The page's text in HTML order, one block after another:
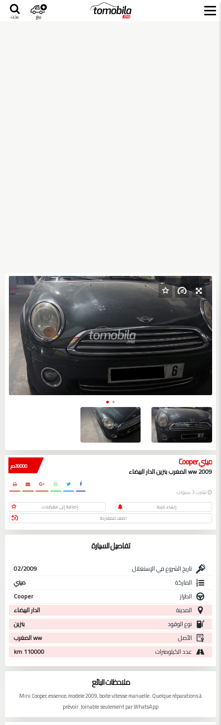
بحث بيع
39000 دم ميني Cooper
2009 ww المغرب بنزين الدار البيضاء
نشرت 3 سنوات
إنشاء تنبيه
إضافة إلى مفضلات
اضف للمقارنة
تفاصيل السيارة
تاريخ الشروع في الإستغلال
02/2009
الماركة
ميني
الطراز
Cooper
المدينة
الدار البيضاء
نوع الوقود
بنزين
الأصل
ww المغرب
عدد الكيلومترات
110000 km
ملاحظات البائع
Mini Cooper, essence, modele 2009, boite vitesse manuelle. Quelque réparations à
prévoir. Joinable seulement par WhatsApp